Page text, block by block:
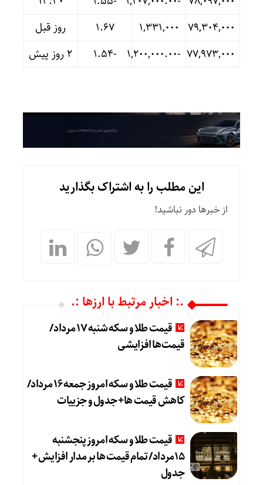
۷۹,۳۰۴,۰۰۰ ۱,۳۳۱,۰۰۰ ۱.۶۷
روز قبل
۷۷,۹۷۳,۰۰۰ -۱,۲۰۰,۰۰۰.۰۰ -۱.۵۴ ۲ روز پیش
این مطلب را به اشتراک بگذارید
از خبرها دور نباشید!
.: اخبار مرتبط با ارزها :.
قیمت طلا و سکه شنبه 17 مرداد/
قیمت‌ها افزایشی
قیمت طلا و سکه امروز جمعه ۱۶ مرداد/
کاهش قیمت ها+ جدول و جزییات
قیمت طلا و سکه امروز پنجشنبه
15مرداد/ تمام قیمت ها بر مدار افزایش +
جدول